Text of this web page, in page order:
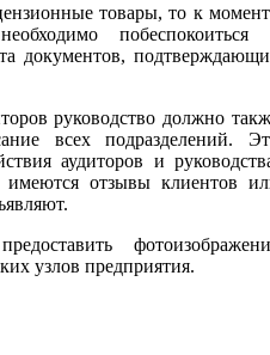
товары, то к
побеспокоиться
документов,
руководство должно
всех подразделений.
аудиторов и
отзывы клиентов
узлов предприятия.